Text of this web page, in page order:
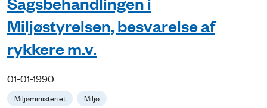
Miljøstyrelsen, besvarelse af
rykkere m.v.
01-01-1990
Miljøministeriet
Miljø